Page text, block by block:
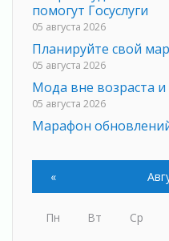
помогут Госуслуги
05 августа 2026
Планируйте свой
05 августа 2026
Мода вне возраста и
05 августа 2026
Марафон
Добровольцы
05 августа 2026
05 августа 2026
«
Пн Вт Ср